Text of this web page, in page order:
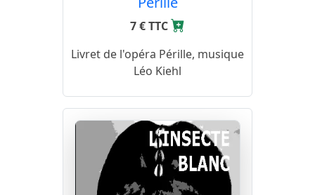
7 € TTC
Livret de l'opéra Pérille, musique
Léo Kiehl